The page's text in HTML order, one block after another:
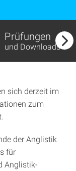
Prüfungen
und Downloads
sich derzeit im
zum
der Anglistik
für
Anglistik-